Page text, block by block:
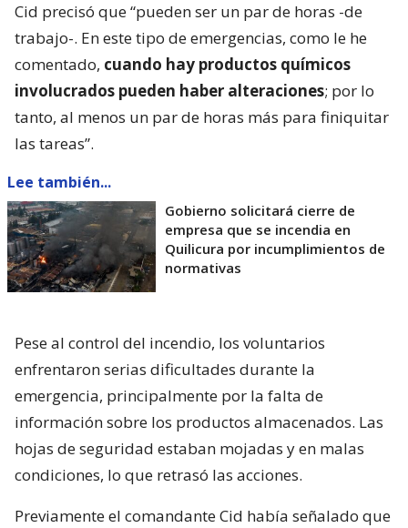
Cid precisó que “pueden ser un par de horas -de
trabajo-. En este tipo de emergencias, como le he
comentado, cuando hay productos químicos
involucrados pueden haber alteraciones; por lo
tanto, al menos un par de horas más para finiquitar
las tareas”.
Lee también...
Gobierno solicitará cierre de
empresa que se incendia en
Quilicura por incumplimientos de
normativas
Pese al control del incendio, los voluntarios
enfrentaron serias dificultades durante la
emergencia, principalmente por la falta de
información sobre los productos almacenados. Las
hojas de seguridad estaban mojadas y en malas
condiciones, lo que retrasó las acciones.
Previamente el comandante Cid había señalado que